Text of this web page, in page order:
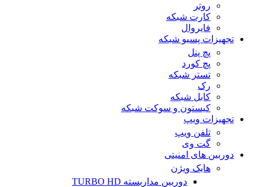
روتر
کارت شبکه
فایروال
تجهیزات پسیو شبکه
پچ پنل
پچ کورد
تستر شبکه
رک
کابل شبکه
کیستون و سوکت شبکه
تجهیزات ویپ
تلفن ویپ
گت وی
دوربین های امنیتی
هایک ویژن
دوربین مداربسته TURBO HD